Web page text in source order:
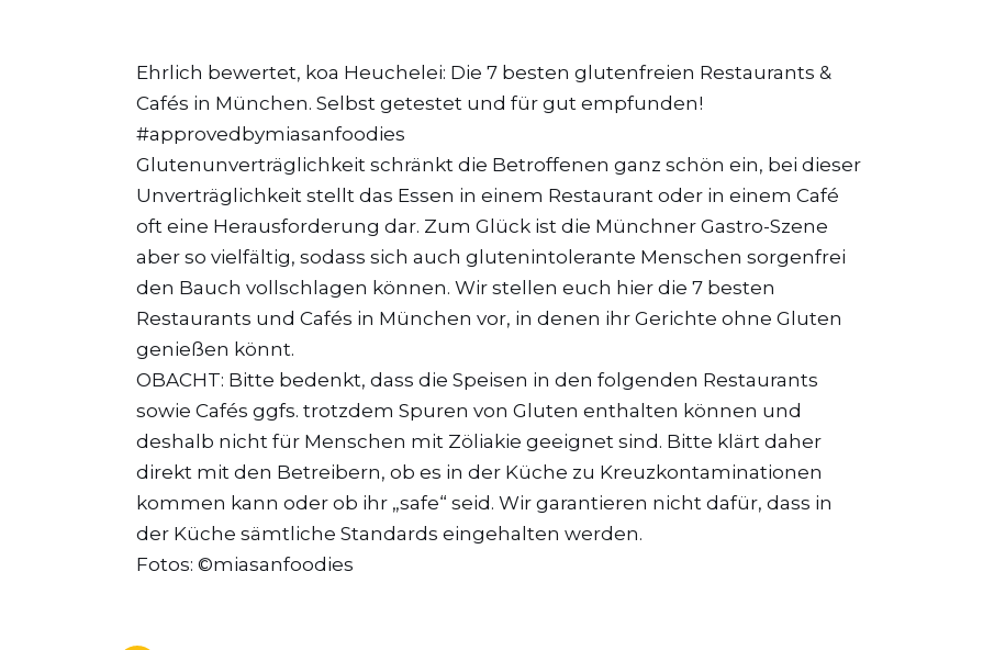
Ehrlich bewertet, koa Heuchelei: Die 7 besten glutenfreien Restaurants &
Cafés in München. Selbst getestet und für gut empfunden!
#approvedbymiasanfoodies
Glutenunverträglichkeit schränkt die Betroffenen ganz schön ein, bei dieser
Unverträglichkeit stellt das Essen in einem Restaurant oder in einem Café
oft eine Herausforderung dar. Zum Glück ist die Münchner Gastro-Szene
aber so vielfältig, sodass sich auch glutenintolerante Menschen sorgenfrei
den Bauch vollschlagen können. Wir stellen euch hier die 7 besten
Restaurants und Cafés in München vor, in denen ihr Gerichte ohne Gluten
genießen könnt.
OBACHT: Bitte bedenkt, dass die Speisen in den folgenden Restaurants
sowie Cafés ggfs. trotzdem Spuren von Gluten enthalten können und
deshalb nicht für Menschen mit Zöliakie geeignet sind. Bitte klärt daher
direkt mit den Betreibern, ob es in der Küche zu Kreuzkontaminationen
kommen kann oder ob ihr „safe“ seid. Wir garantieren nicht dafür, dass in
der Küche sämtliche Standards eingehalten werden.
Fotos: ©miasanfoodies